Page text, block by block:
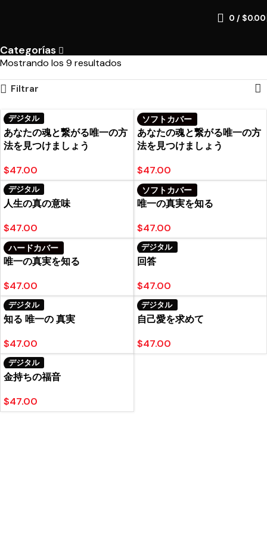
0 / $0.00
Categorías
Mostrando los 9 resultados
Filtrar
デジタル
あなたの魂と繋がる唯一の方
法を見つけましょう
$47.00
ソフトカバー
あなたの魂と繋がる唯一の方
法を見つけましょう
$47.00
デジタル
人生の真の意味
$47.00
ソフトカバー
唯一の真実を知る
$47.00
ハードカバー
唯一の真実を知る
$47.00
デジタル
回答
$47.00
デジタル
知る 唯一の 真実
$47.00
デジタル
自己愛を求めて
$47.00
デジタル
金持ちの福音
$47.00